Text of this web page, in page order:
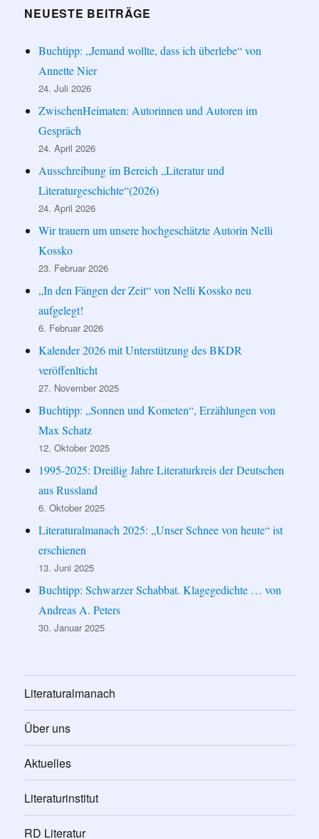
NEUESTE BEITRÄGE
Buchtipp: „Jemand wollte, dass ich überlebe“ von
Annette Nier
24. Juli 2026
ZwischenHeimaten: Autorinnen und Autoren im
Gespräch
24. April 2026
Ausschreibung im Bereich „Literatur und
Literaturgeschichte“(2026)
24. April 2026
Wir trauern um unsere hochgeschätzte Autorin Nelli
Kossko
23. Februar 2026
„In den Fängen der Zeit“ von Nelli Kossko neu
aufgelegt!
6. Februar 2026
Kalender 2026 mit Unterstützung des BKDR
veröffenlticht
27. November 2025
Buchtipp: „Sonnen und Kometen“, Erzählungen von
Max Schatz
12. Oktober 2025
1995-2025: Dreißig Jahre Literaturkreis der Deutschen
aus Russland
6. Oktober 2025
Literaturalmanach 2025: „Unser Schnee von heute“ ist
erschienen
13. Juni 2025
Buchtipp: Schwarzer Schabbat. Klagegedichte … von
Andreas A. Peters
30. Januar 2025
Literaturalmanach
Über uns
Aktuelles
Literaturinstitut
RD Literatur